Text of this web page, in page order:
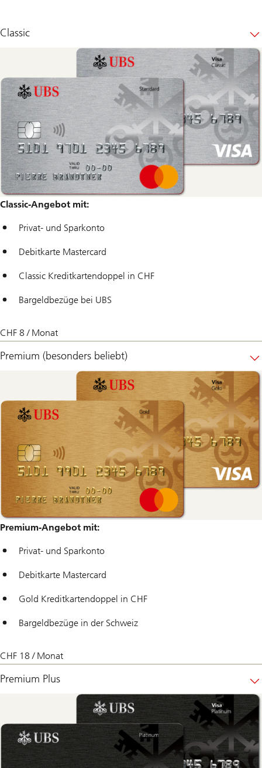
Classic
Classic-Angebot mit:
Privat- und Sparkonto
Debitkarte Mastercard
Classic Kreditkartendoppel in CHF
Bargeldbezüge bei UBS
CHF 8 / Monat
Premium (besonders beliebt)
Premium-Angebot mit:
Privat- und Sparkonto
Debitkarte Mastercard
Gold Kreditkartendoppel in CHF
Bargeldbezüge in der Schweiz
CHF 18 / Monat
Premium Plus